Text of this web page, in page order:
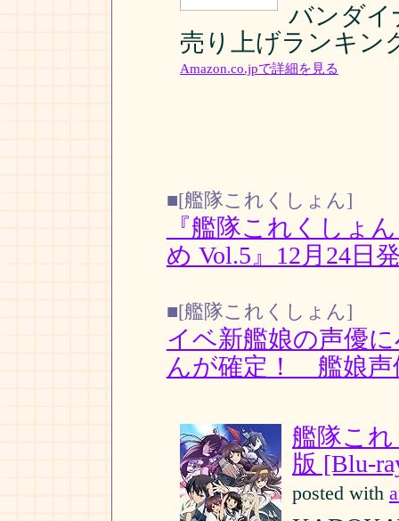
バンダイ
売り上げランキン
Amazon.co.jpで詳細を見る
■[艦隊これくしょん]
『艦隊これくしょ
め Vol.5』12月24日
■[艦隊これくしょん]
イベ新艦娘の声優
んが確定！ 艦娘声
艦隊こ
版 [Blu-
posted with